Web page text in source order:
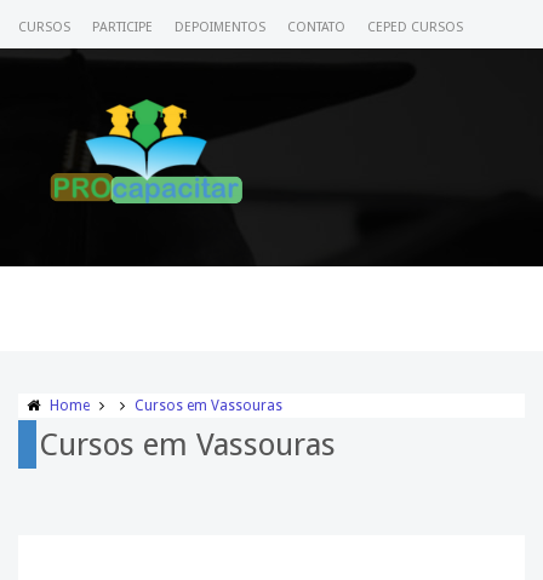
CURSOS PARTICIPE DEPOIMENTOS CONTATO CEPED CURSOS
Home Cursos em Vassouras
Cursos em Vassouras